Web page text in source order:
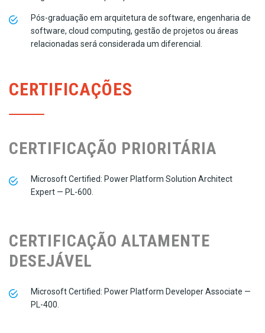
Pós-graduação em arquitetura de software, engenharia de
software, cloud computing, gestão de projetos ou áreas
relacionadas será considerada um diferencial.
CERTIFICAÇÕES
CERTIFICAÇÃO PRIORITÁRIA
Microsoft Certified: Power Platform Solution Architect
Expert — PL-600.
CERTIFICAÇÃO ALTAMENTE
DESEJÁVEL
Microsoft Certified: Power Platform Developer Associate —
PL-400.